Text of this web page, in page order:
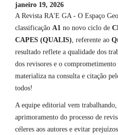
janeiro 19, 2026
A Revista RA'E GA - O Espaço
classificação A1 no novo ciclo de
CAPES (QUALIS) , referente ao
resultado reflete a qualidade dos
dos revisores e o
materializa na consulta e citação
todos!
A equipe editorial vem
aprimoramento do processo de
céleres aos autores e evitar